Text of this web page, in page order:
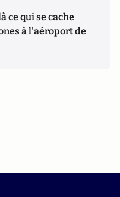
ce qui se cache
à l'aéroport de